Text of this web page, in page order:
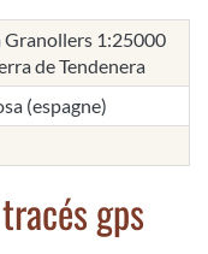
1:25000
de Tendenera
(espagne)
gps